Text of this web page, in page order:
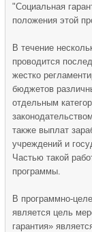
"Социальная
положения этой
В течение
проводится
жестко
бюджетов
отдельным
также выплат
учреждений и
Частью такой
программы.
В программно-
является цель
гарантия»